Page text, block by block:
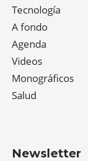
Tecnología
A fondo
Agenda
Videos
Monográficos
Salud
Newsletter